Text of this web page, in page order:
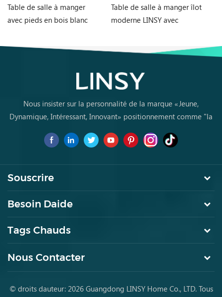
Table de salle à manger
avec pieds en bois blanc
RZ5R-D
Table de salle à manger îlot
moderne LINSY avec
Nous insister sur la personnalité de la marque «Jeune,
Dynamique, Intéressant, Innovant» positionnement comme "la
pour la première fois
Souscrire
Besoin Daide
Tags Chauds
Nous Contacter
© droits dauteur: 2026 Guangdong LINSY Home Co., LTD. Tous